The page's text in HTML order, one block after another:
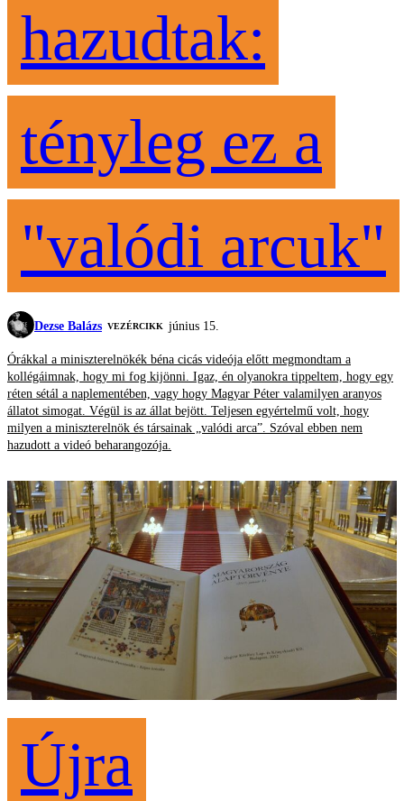
hazudtak:
tényleg ez a
"valódi arcuk"
Dezse Balázs VEZÉRCIKK június 15.
Órákkal a miniszterelnökék béna cicás videója előtt megmondtam a
kollégáimnak, hogy mi fog kijönni. Igaz, én olyanokra tippeltem, hogy egy
réten sétál a naplementében, vagy hogy Magyar Péter valamilyen aranyos
állatot simogat. Végül is az állat bejött. Teljesen egyértelmű volt, hogy
milyen a miniszterelnök és társainak „valódi arca”. Szóval ebben nem
hazudott a videó beharangozója.
Újra